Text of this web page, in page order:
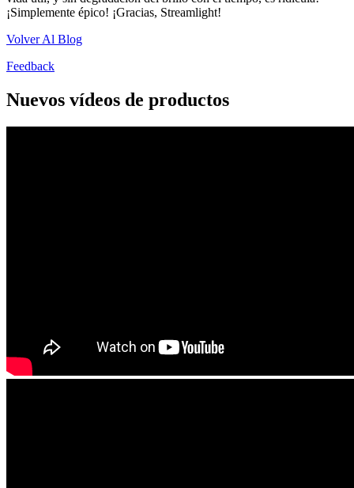
¡Simplemente épico! ¡Gracias, Streamlight!
Volver Al Blog
Feedback
Nuevos vídeos de productos